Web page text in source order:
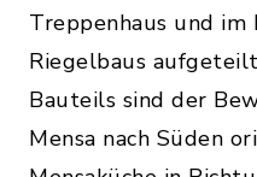
Treppenhaus und
Riegelbaus
Bauteils sind der
Mensa nach Süden